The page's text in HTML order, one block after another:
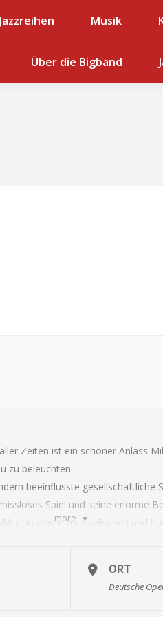
Jazzreihen Musik
Über die Bigband
more
Zeiten ist ein schöner Anlass
zu beleuchten.
beeinflusste
Spiel und seine enorme
in einem musikalischen und
ORT
Deutsche
Musik Kontakt
Musik Kontakt